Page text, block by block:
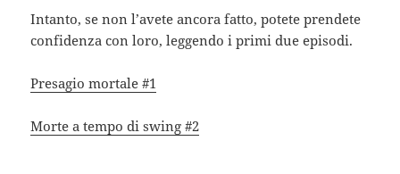
Intanto, se non l’avete ancora fatto, potete prendete
confidenza con loro, leggendo i primi due episodi.
Presagio mortale #1
Morte a tempo di swing #2